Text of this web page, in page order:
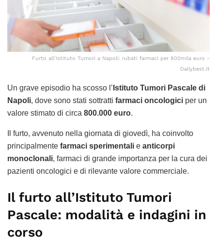
Furto all'Istituto Tumori a Napoli: rubati farmaci per 800mila euro -
Dailybest.it
Un grave episodio ha scosso l’ Istituto Tumori Pascale di
Napoli, dove sono stati sottratti farmaci oncologici per un
valore stimato di circa 800.000 euro.
Il furto, avvenuto nella giornata di giovedì, ha coinvolto
principalmente farmaci sperimentali e anticorpi
monoclonali, farmaci di grande importanza per la cura dei
pazienti oncologici e di rilevante valore commerciale.
Il furto all’Istituto Tumori
Pascale: modalità e indagini in
corso